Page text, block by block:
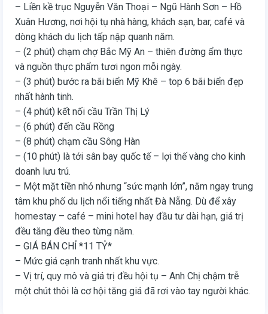
– Liền kề trục Nguyễn Văn Thoại – Ngũ Hành Sơn – Hồ
Xuân Hương, nơi hội tụ nhà hàng, khách sạn, bar, café và
dòng khách du lịch tấp nập quanh năm.
– (2 phút) chạm chợ Bắc Mỹ An – thiên đường ẩm thực
và nguồn thực phẩm tươi ngon mỗi ngày.
– (3 phút) bước ra bãi biển Mỹ Khê – top 6 bãi biển đẹp
nhất hành tinh.
– (4 phút) kết nối cầu Trần Thị Lý
– (6 phút) đến cầu Rồng
– (8 phút) chạm cầu Sông Hàn
– (10 phút) là tới sân bay quốc tế – lợi thế vàng cho kinh
doanh lưu trú.
– Một mặt tiền nhỏ nhưng “sức mạnh lớn”, nằm ngay trung
tâm khu phố du lịch nổi tiếng nhất Đà Nẵng. Dù để xây
homestay – café – mini hotel hay đầu tư dài hạn, giá trị
đều tăng đều theo từng năm.
– GIÁ BÁN CHỈ *11 TỶ*
– Mức giá cạnh tranh nhất khu vực.
– Vị trí, quy mô và giá trị đều hội tụ – Anh Chị chậm trễ
một chút thôi là cơ hội tăng giá đã rơi vào tay người khác.